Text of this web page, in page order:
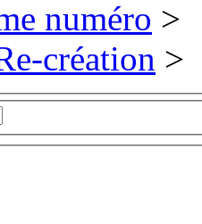
numéro >
création >